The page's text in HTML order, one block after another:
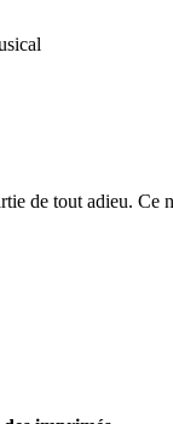
de tout adieu.